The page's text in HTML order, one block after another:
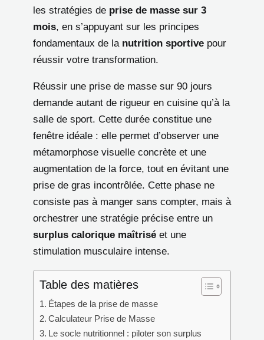
les stratégies de prise de masse sur 3
mois, en s’appuyant sur les principes
fondamentaux de la nutrition sportive pour
réussir votre transformation.
Réussir une prise de masse sur 90 jours
demande autant de rigueur en cuisine qu’à la
salle de sport. Cette durée constitue une
fenêtre idéale : elle permet d’observer une
métamorphose visuelle concrète et une
augmentation de la force, tout en évitant une
prise de gras incontrôlée. Cette phase ne
consiste pas à manger sans compter, mais à
orchestrer une stratégie précise entre un
surplus calorique maîtrisé et une
stimulation musculaire intense.
Table des matières
Étapes de la prise de masse
Calculateur Prise de Masse
Le socle nutritionnel : piloter son surplus